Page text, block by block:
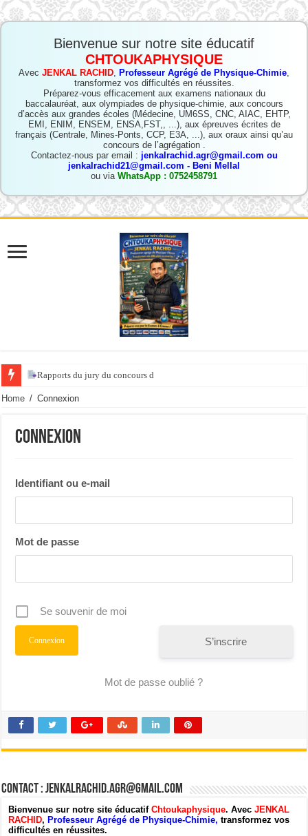
Bienvenue sur notre site éducatif
CHTOUKAPHYSIQUE
Avec JENKAL RACHID, Professeur Agrégé de Physique-Chimie,
transformez vos difficultés en réussites.
Préparez-vous efficacement aux examens nationaux du
baccalauréat, aux olympiades de physique-chimie, aux concours
d’accès aux grandes écoles (Médecine, UM6SS, CNC, AIAC, EHTP,
EMI, ENIM, ENSEM, ENSA,FST,, ...), aux épreuves écrites de
français (Centrale, Mines-Ponts, CCP, E3A, ...), aux oraux ainsi qu’au
concours de l’agrégation .
Contactez-nous par email : jenkalrachid.agr@gmail.com ou
jenkalrachid21@gmail.com - Beni Mellal
ou via WhatsApp : 0752458791
Rapports du jury du concours de l’ agrégati
Home / Connexion
Connexion
Identifiant ou e-mail
Mot de passe
Se souvenir de moi
S’inscrire
Mot de passe oublié ?
Contact : jenkalrachid.agr@gmail.com
Bienvenue sur notre site éducatifChtoukaphysique. AvecJENKAL
RACHID,Professeur Agrégé de Physique-Chimie,transformez vos
difficultés en réussites.